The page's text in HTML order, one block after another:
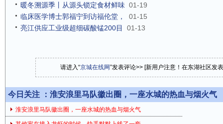
暖冬溯源季丨从源头锁定食材鲜味 01-19
临床医学博士郭福宁到访福伦堂，
01-15
亮江供应工业级超细碳酸锰200目
01-13
请进入“京城在线网”发表评论>> [新用户注意！在东湖社区发
今日关注 ： 淮安浪里马队徽出圈，一座水城的热血与烟火气
淮安浪里马队徽出圈，一座水城的热血与烟火气